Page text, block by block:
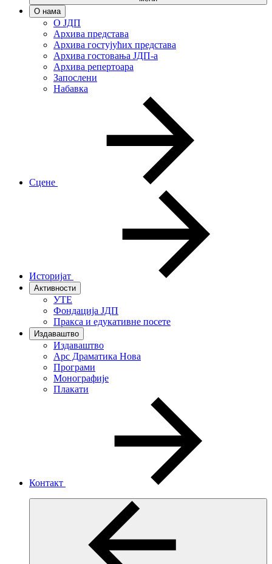
О нама
О ЈДП
Архива представа
Архива гостујућих представа
Архива гостовања ЈДП-а
Архива репертоара
Запослени
Набавка
Сцене
Историјат
Активности
УТЕ
Фондација ЈДП
Пракса и едукативне посете
Издаваштво
Издаваштво
Арс Драматика Нова
Програми
Монографије
Плакати
Контакт